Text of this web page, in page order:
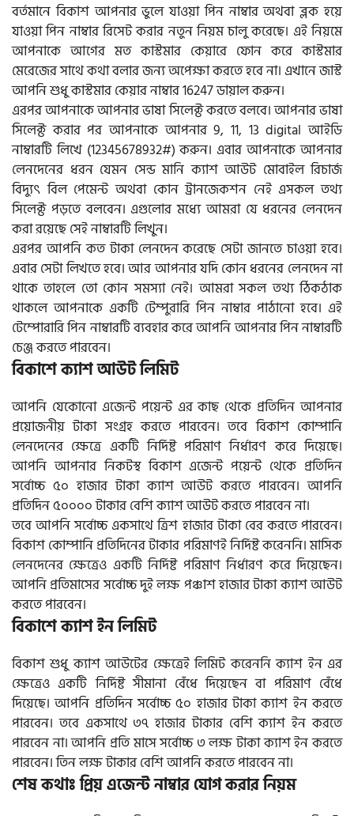
বর্তমানে বিকাশ আপনার ভুলে যাওয়া পিন নাম্বার অথবা ব্লক হয়ে
যাওয়া পিন নাম্বার রিসেট করার নতুন নিয়ম চালু করেছে। এই নিয়মে
আপনাকে আগের মত কাস্টমার কেয়ারে ফোন করে কাস্টমার
মেরেজের সাথে কথা বলার জন্য অপেক্ষা করতে হবে না। এখানে জাস্ট
আপনি শুধু কাস্টমার কেয়ার নাম্বার 16247 ডায়াল করুন।
এরপর আপনাকে আপনার ভাষা সিলেক্ট করতে বলবে। আপনার ভাষা
সিলেক্ট করার পর আপনাকে আপনার 9, 11, 13 digital আইডি
নাম্বারটি লিখে (12345678932#) করুন। এবার আপনাকে আপনার
লেনদেনের ধরন যেমন সেন্ড মানি ক্যাশ আউট মোবাইল রিচার্জ
বিদ্যুৎ বিল পেমেন্ট অথবা কোন ট্রানজেকশন নেই এসকল তথ্য
সিলেক্ট পড়তে বলবেন। এগুলোর মধ্যে আমরা যে ধরনের লেনদেন
করা রয়েছে সেই নাম্বারটি লিখুন।
এরপর আপনি কত টাকা লেনদেন করেছে সেটা জানতে চাওয়া হবে।
এবার সেটা লিখতে হবে। আর আপনার যদি কোন ধরনের লেনদেন না
থাকে তাহলে তো কোন সমস্যা নেই। আমরা সকল তথ্য ঠিকঠাক
থাকলে আপনাকে একটি টেম্পুরারি পিন নাম্বার পাঠানো হবে। এই
টেম্পোরারি পিন নাম্বারটি ব্যবহার করে আপনি আপনার পিন নাম্বারটি
চেঞ্জ করতে পারবেন।
বিকাশে ক্যাশ আউট লিমিট
আপনি যেকোনো এজেন্ট পয়েন্ট এর কাছ থেকে প্রতিদিন আপনার
প্রয়োজনীয় টাকা সংগ্রহ করতে পারবেন। তবে বিকাশ কোম্পানি
লেনদেনের ক্ষেত্রে একটি নির্দিষ্ট পরিমাণ নির্ধারণ করে দিয়েছে।
আপনি আপনার নিকটস্থ বিকাশ এজেন্ট পয়েন্ট থেকে প্রতিদিন
সর্বোচ্চ ৫০ হাজার টাকা ক্যাশ আউট করতে পারবেন। আপনি
প্রতিদিন ৫০০০০ টাকার বেশি ক্যাশ আউট করতে পারবেন না।
তবে আপনি সর্বোচ্চ একসাথে ত্রিশ হাজার টাকা বের করতে পারবেন।
বিকাশ কোম্পানি প্রতিদিনের টাকার পরিমাণই নির্দিষ্ট করেননি। মাসিক
লেনদেনের ক্ষেত্রেও একটি নির্দিষ্ট পরিমাণ নির্ধারণ করে দিয়েছেন।
আপনি প্রতিমাসের সর্বোচ্চ দুই লক্ষ পঞ্চাশ হাজার টাকা ক্যাশ আউট
করতে পারবেন।
বিকাশে ক্যাশ ইন লিমিট
বিকাশ শুধু ক্যাশ আউটের ক্ষেত্রেই লিমিট করেননি ক্যাশ ইন এর
ক্ষেত্রেও একটি নির্দিষ্ট সীমানা বেঁধে দিয়েছেন বা পরিমাণ বেঁধে
দিয়েছে। আপনি প্রতিদিন সর্বোচ্চ ৫০ হাজার টাকা ক্যাশ ইন করতে
পারবেন। তবে একসাথে ৩৭ হাজার টাকার বেশি ক্যাশ ইন করতে
পারবেন না। আপনি প্রতি মাসে সর্বোচ্চ ৩ লক্ষ টাকা ক্যাশ ইন করতে
পারবেন। তিন লক্ষ টাকার বেশি আপনি করতে পারবেন না।
শেষ কথাঃ প্রিয় এজেন্ট নাম্বার যোগ করার নিয়ম